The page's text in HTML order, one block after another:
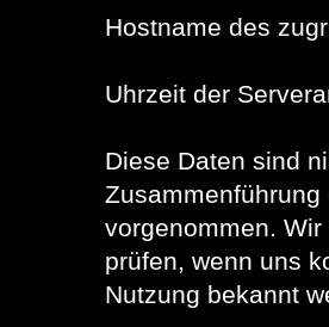
Hostname des
Uhrzeit der
Diese Daten sind
vorgenommen.
prüfen, wenn uns
Nutzung bekannt